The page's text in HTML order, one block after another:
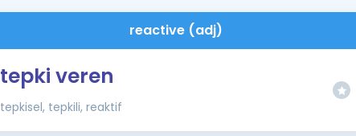
reactive (adj)
tepki veren
tepkisel, tepkili, reaktif